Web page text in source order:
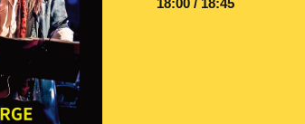
18:00 / 18:45